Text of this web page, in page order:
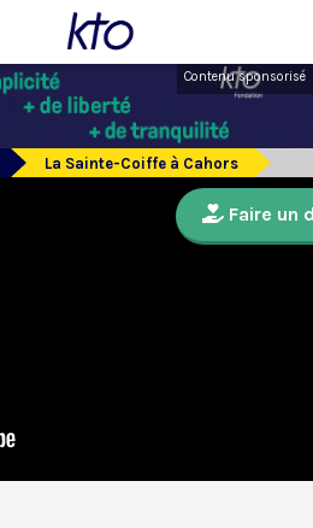
Contenu sponsorisé
La Sainte-Coiffe à Cahors
Faire un